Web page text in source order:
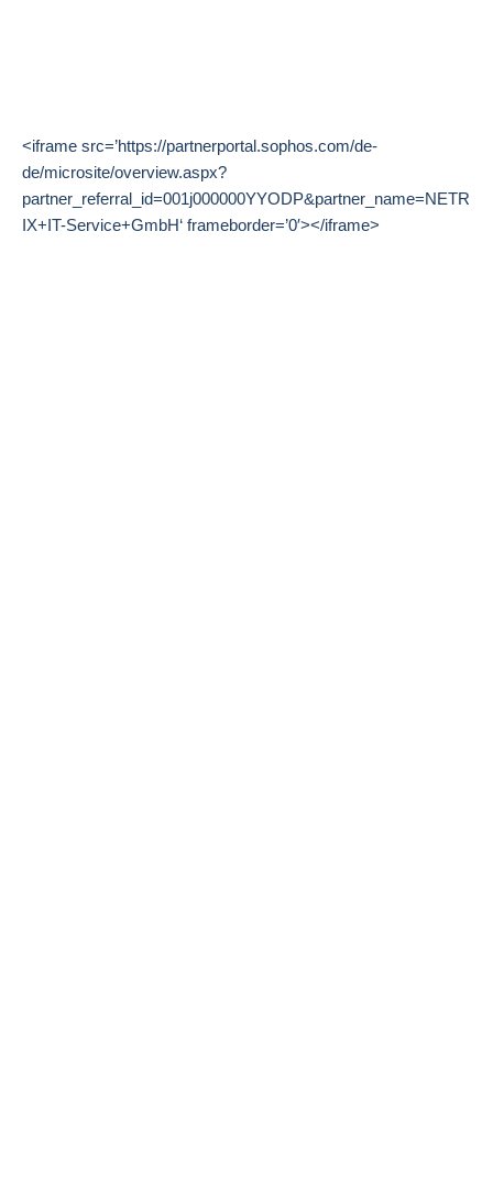
<iframe src=’https://partnerportal.sophos.com/de-
de/microsite/overview.aspx?
partner_referral_id=001j000000YYODP&partner_name=NETR
IX+IT-Service+GmbH‘ frameborder=’0′></iframe>